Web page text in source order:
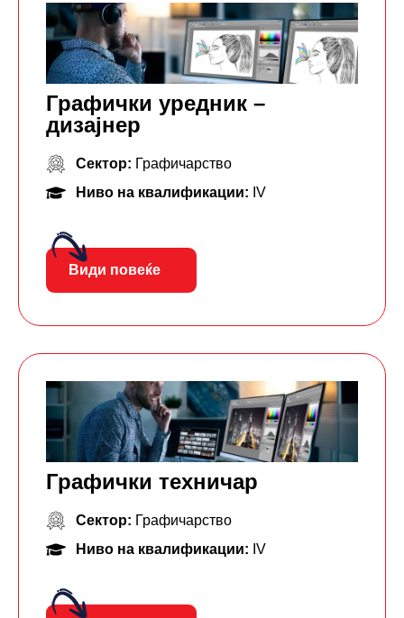
Графички уредник –
дизајнер
Сектор: Графичарство
Ниво на квалификации: IV
Види повеќе
Графички техничар
Сектор: Графичарство
Ниво на квалификации: IV